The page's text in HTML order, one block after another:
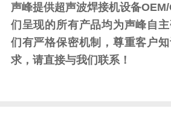
声峰提供超声波焊接机设备
们呈现的所有产品均为声峰自
们有严格保密机制，尊重客户
求，请直接与我们联系！